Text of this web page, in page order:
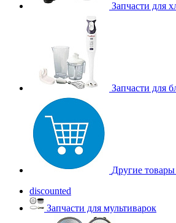
Запчасти для
Запчасти для
Другие товары
discounted
Запчасти для мультиварок